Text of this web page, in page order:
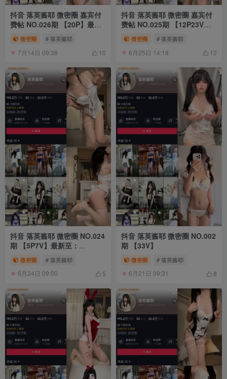
抖音 落英酱耶 微密圈 嘉宾付
费帖 NO.026期 【20P】最新
至：2024.6.30
微密圈 # 落英酱耶
7月14日 09:38 10
抖音 落英酱耶 微密圈 嘉宾付
费帖 NO.025期 【12P23V】
最新至：2024.4.26
微密圈 # 落英酱耶
6月25日 14:18 12
抖音 落英酱耶 微密圈 NO.024
期 【5P7V】最新至：
2024.4.10
微密圈 # 落英酱耶
6月24日 09:00 5
抖音 落英酱耶 微密圈 NO.002
期 【33V】
微密圈 # 落英酱耶
6月21日 09:31 8